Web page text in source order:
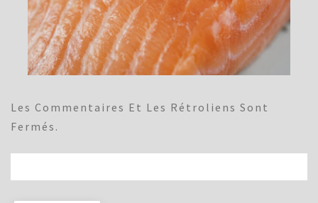
Les Commentaires Et Les Rétroliens Sont
Fermés.